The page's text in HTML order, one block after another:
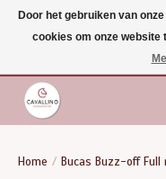
Gratis verzending vanaf €75
dezelfde dag verzonden |
Home / Bucas Buzz-off Full
Door het gebruiken van
cookies om onze website